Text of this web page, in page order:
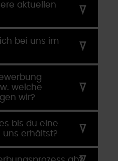
aktuellen
bei uns im
welche
wir?
bis du eine
uns erhältst?